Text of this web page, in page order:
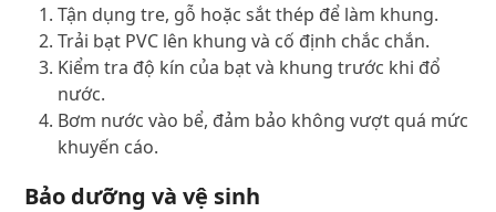
Tận dụng tre, gỗ hoặc sắt thép để làm khung.
Trải bạt PVC lên khung và cố định chắc chắn.
Kiểm tra độ kín của bạt và khung trước khi đổ
nước.
Bơm nước vào bể, đảm bảo không vượt quá mức
khuyến cáo.
Bảo dưỡng và vệ sinh